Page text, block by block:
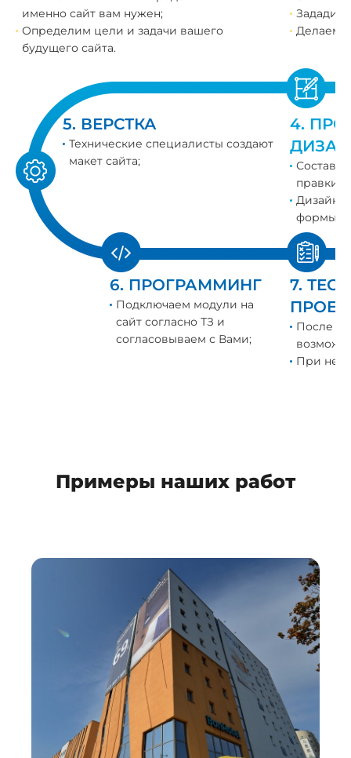
именно сайт вам нужен;
Определим цели и задачи вашего
будущего сайта.
Зададим
Делаем
5. ВЕРСТКА
Технические специалисты создают
макет сайта;
4.
правки
формы;
6. ПРОГРАММИНГ
Подключаем модули на
сайт согласно ТЗ и
согласовываем с Вами;
7.
После
При
Примеры наших работ